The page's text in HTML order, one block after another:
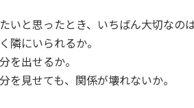
いと思ったとき、いちばん大切なの
隣にいられるか。
を出せるか。
を見せても、関係が壊れないか。